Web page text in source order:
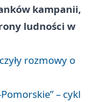
kampanii,
ludności w
rozmowy o
– cykl